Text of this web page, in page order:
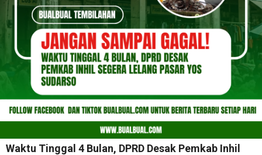
Waktu Tinggal 4 Bulan, DPRD Desak Pemkab Inhil